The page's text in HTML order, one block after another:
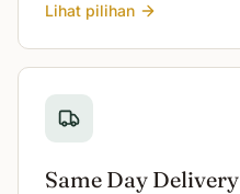
Lihat pilihan
Same Day Delivery